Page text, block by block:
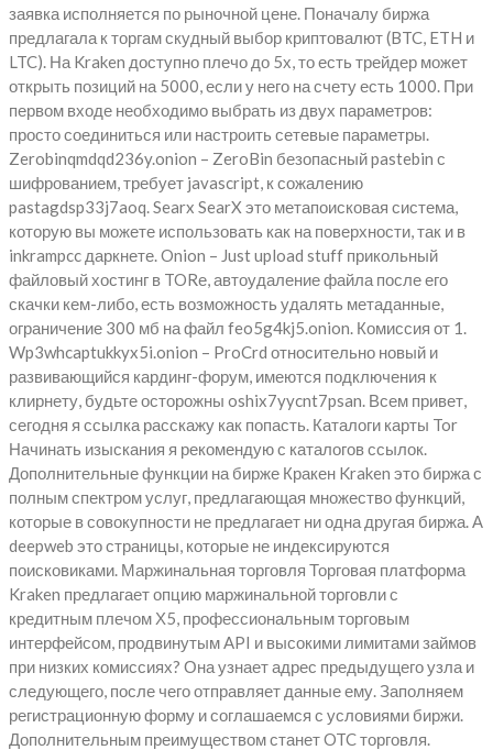
заявка исполняется по рыночной цене. Поначалу биржа
предлагала к торгам скудный выбор криптовалют (BTC, ETH и
LTC). На Kraken доступно плечо до 5х, то есть трейдер может
открыть позиций на 5000, если у него на счету есть 1000. При
первом входе необходимо выбрать из двух параметров:
просто соединиться или настроить сетевые параметры.
Zerobinqmdqd236y.onion – ZeroBin безопасный pastebin с
шифрованием, требует javascript, к сожалению
pastagdsp33j7aoq. Searx SearX это метапоисковая система,
которую вы можете использовать как на поверхности, так и в
inkrampcc даркнете. Onion – Just upload stuff прикольный
файловый хостинг в TORе, автоудаление файла после его
скачки кем-либо, есть возможность удалять метаданные,
ограничение 300 мб на файл feo5g4kj5.onion. Комиссия от 1.
Wp3whcaptukkyx5i.onion – ProCrd относительно новый и
развивающийся кардинг-форум, имеются подключения к
клирнету, будьте осторожны oshix7yycnt7psan. Всем привет,
сегодня я ссылка расскажу как попасть. Каталоги карты Tor
Начинать изыскания я рекомендую с каталогов ссылок.
Дополнительные функции на бирже Кракен Kraken это биржа с
полным спектром услуг, предлагающая множество функций,
которые в совокупности не предлагает ни одна другая биржа. А
deepweb это страницы, которые не индексируются
поисковиками. Маржинальная торговля Торговая платформа
Kraken предлагает опцию маржинальной торговли с
кредитным плечом Х5, профессиональным торговым
интерфейсом, продвинутым API и высокими лимитами займов
при низких комиссиях? Она узнает адрес предыдущего узла и
следующего, после чего отправляет данные ему. Заполняем
регистрационную форму и соглашаемся с условиями биржи.
Дополнительным преимуществом станет OTC торговля.